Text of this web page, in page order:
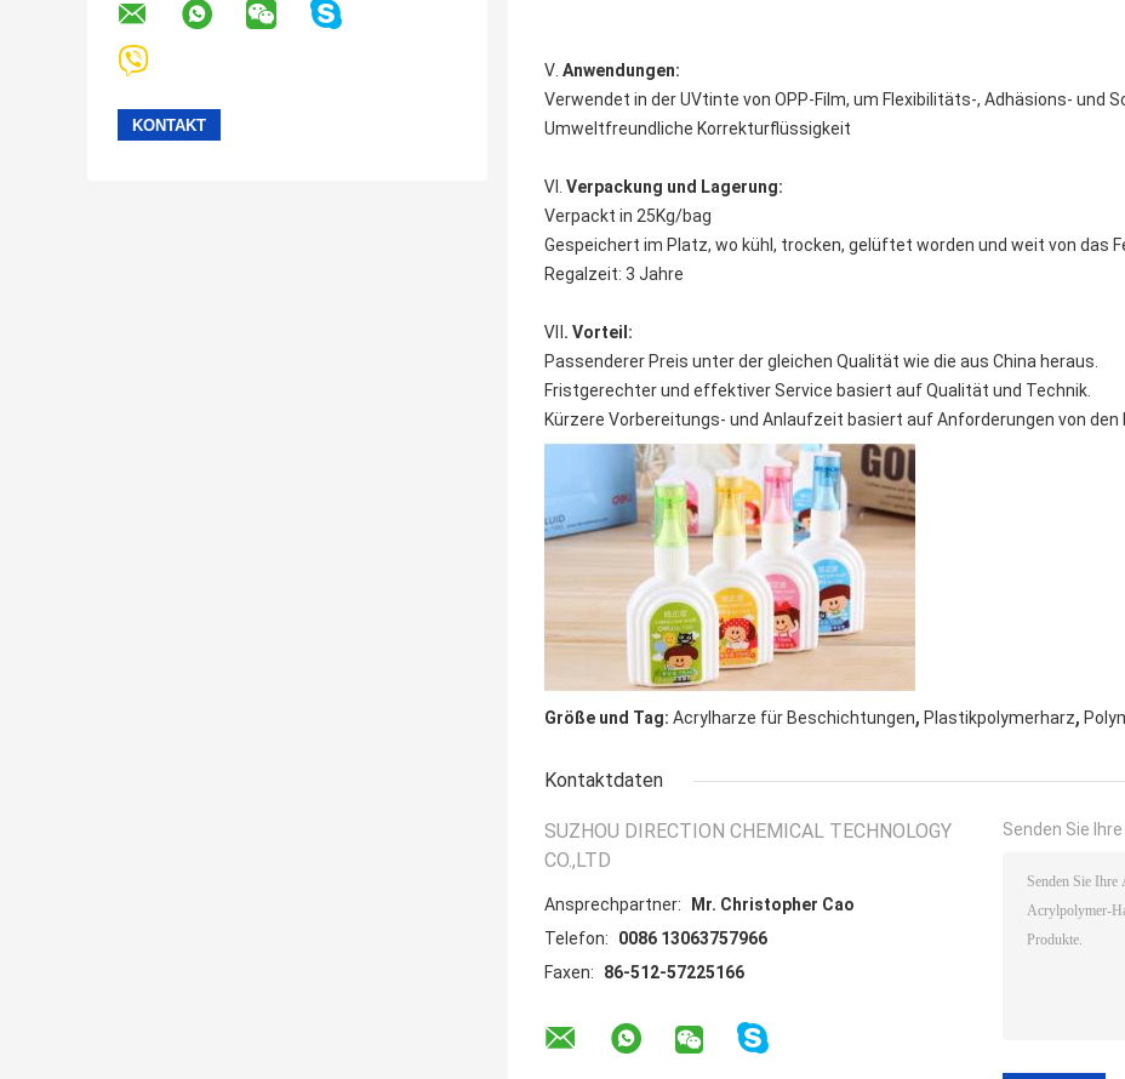
Ⅴ. Anwendungen:
Verwendet in der UVtinte von OPP-Film, um Flexibilitäts-, Adhäsions- und
Umweltfreundliche Korrekturflüssigkeit
Ⅵ. Verpackung und Lagerung:
Verpackt in 25Kg/bag
Gespeichert im Platz, wo kühl, trocken, gelüftet worden und weit von das
Regalzeit: 3 Jahre
Ⅶ . Vorteil:
Passenderer Preis unter der gleichen Qualität wie die aus China heraus.
Fristgerechter und effektiver Service basiert auf Qualität und Technik.
Kürzere Vorbereitungs- und Anlaufzeit basiert auf Anforderungen von den
Größe und Tag: Acrylharze für Beschichtungen, Plastikpolymerharz,
Kontaktdaten
SUZHOU DIRECTION CHEMICAL TECHNOLOGY
CO.,LTD
Ansprechpartner:
Mr. Christopher Cao
Telefon:
0086 13063757966
Faxen:
86-512-57225166
Senden Sie